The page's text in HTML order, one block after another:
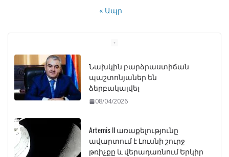
« Ապր
Նախկին բարձրաստիճան
պաշտոնյաներ են
ձերբակալվել
08/04/2026
Artemis II առաքելությունը
ավարտում է Լուսնի շուրջ
թռիչքը և վերադառնում Երկիր